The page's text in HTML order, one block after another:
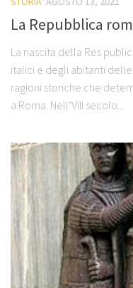
La Repubblica
La nascita della Res
italici e degli abitanti
ragioni storiche che
a Roma. Nell’VIII secolo...